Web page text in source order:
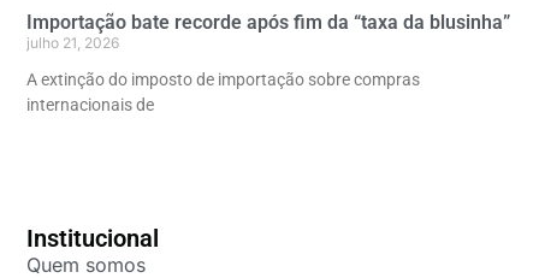
Importação bate recorde após fim da “taxa da blusinha”
julho 21, 2026
A extinção do imposto de importação sobre compras
internacionais de
Institucional
Quem somos